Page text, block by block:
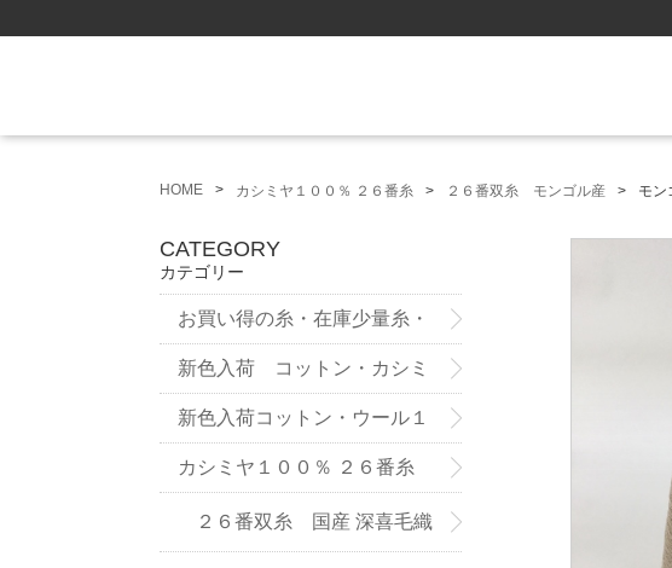
HOME カシミヤ１００％ ２６番糸 ２６番双糸 モンゴル産 モ
CATEGORY
カテゴリー
お買い得の糸・在庫少量糸・
試作品
新色入荷 コットン・カシミ
ヤ ７５番糸3ply
新色入荷コットン・ウール１
２番双糸
カシミヤ１００％ ２６番糸
２６番双糸 国産 深喜毛織